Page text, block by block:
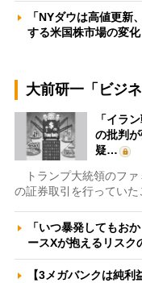
「NYダウは高値更
する米国株市場の変
大前研一「ビジ
「イラ
の批判
疑…
トランプ大統領のファ
の証券取引を行ってい
「いつ暴発してもお
ースXが抱えるリス
【3メガバンクは純